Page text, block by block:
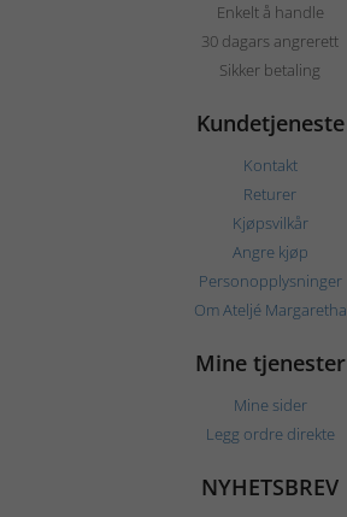
Enkelt å handle
30 dagars angrerett
Sikker betaling
Kundetjeneste
Kontakt
Returer
Kjøpsvilkår
Angre kjøp
Personopplysninger
Om Ateljé Margaretha
Mine tjenester
Mine sider
Legg ordre direkte
NYHETSBREV